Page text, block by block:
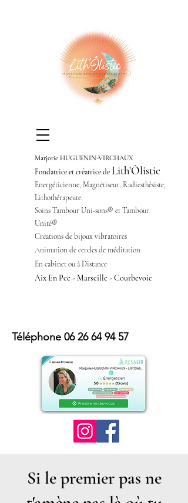
Marjorie HUGUENIN-VIRCHAUX
Fondatrice et créatrice de Lith'Ôlistic
Energéticienne, Magnétiseur, Radiesthésiste,
Lithothérapeute.
Soins Tambour Uni-sons® et Tambour
Unité®
Créations de bijoux vibratoires
Animation de cercles de méditation
En cabinet ou à Distance
Aix En Pce - Marseille - Courbevoie
Téléphone 06 26 64 94 57
Si le premier pas ne